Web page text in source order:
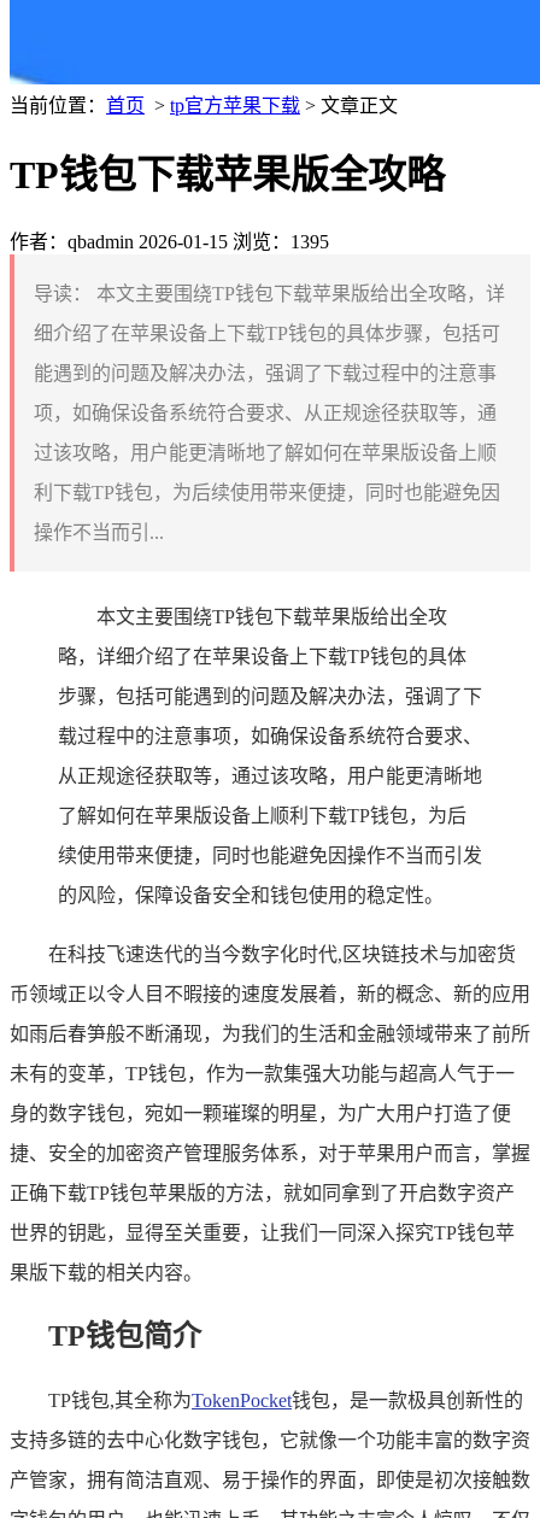
当前位置： 首页 > tp官方苹果下载 > 文章正文
TP钱包下载苹果版全攻略
作者：qbadmin 2026-01-15 浏览：1395
导读：
本文主要围绕TP钱包下载苹果版给出全攻略，详
细介绍了在苹果设备上下载TP钱包的具体步骤，包括可
能遇到的问题及解决办法，强调了下载过程中的注意事
项，如确保设备系统符合要求、从正规途径获取等，通
过该攻略，用户能更清晰地了解如何在苹果版设备上顺
利下载TP钱包，为后续使用带来便捷，同时也能避免因
操作不当而引...
本文主要围绕TP钱包下载苹果版给出全攻
略，详细介绍了在苹果设备上下载TP钱包的具体
步骤，包括可能遇到的问题及解决办法，强调了下
载过程中的注意事项，如确保设备系统符合要求、
从正规途径获取等，通过该攻略，用户能更清晰地
了解如何在苹果版设备上顺利下载TP钱包，为后
续使用带来便捷，同时也能避免因操作不当而引发
的风险，保障设备安全和钱包使用的稳定性。
在科技飞速迭代的当今数字化时代,区块链技术与加密货
币领域正以令人目不暇接的速度发展着，新的概念、新的应用
如雨后春笋般不断涌现，为我们的生活和金融领域带来了前所
未有的变革，TP钱包，作为一款集强大功能与超高人气于一
身的数字钱包，宛如一颗璀璨的明星，为广大用户打造了便
捷、安全的加密资产管理服务体系，对于苹果用户而言，掌握
正确下载TP钱包苹果版的方法，就如同拿到了开启数字资产
世界的钥匙，显得至关重要，让我们一同深入探究TP钱包苹
果版下载的相关内容。
TP钱包简介
TP钱包,其全称为TokenPocket钱包，是一款极具创新性的
支持多链的去中心化数字钱包，它就像一个功能丰富的数字资
产管家，拥有简洁直观、易于操作的界面，即使是初次接触数